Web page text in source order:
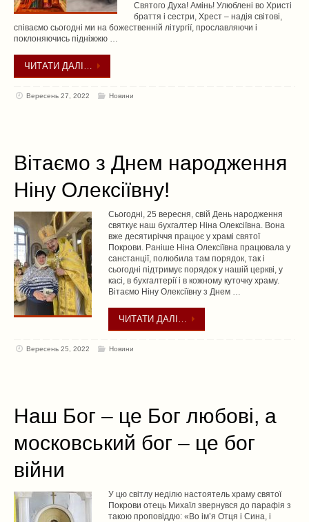
Святого Духа! Амінь! Улюблені во Христі
браття і сестри, Хрест – надія світові,
співаємо сьогодні ми на божественній літургії, прославляючи і
поклоняючись підніжжю …
ЧИТАТИ ДАЛІ…
Вересень 27, 2022 Новини
Вітаємо з Днем народження
Ніну Олексіївну!
Сьогодні, 25 вересня, свій День народження
святкує наш бухгалтер Ніна Олексіївна. Вона
вже десятиріччя працює у храмі святої
Покрови. Раніше Ніна Олексіївна працювала у
санстанції, полюбила там порядок, так і
сьогодні підтримує порядок у нашій церкві, у
касі, в бухгалтерії і в кожному куточку храму.
Вітаємо Ніну Олексіївну з Днем …
ЧИТАТИ ДАЛІ…
Вересень 25, 2022 Новини
Наш Бог – це Бог любові, а
московський бог – це бог
війни
У цю світлу неділю настоятель храму святої
Покрови отець Михаїл звернувся до парафія з
такою проповіддю: «Во ім’я Отця і Сина, і